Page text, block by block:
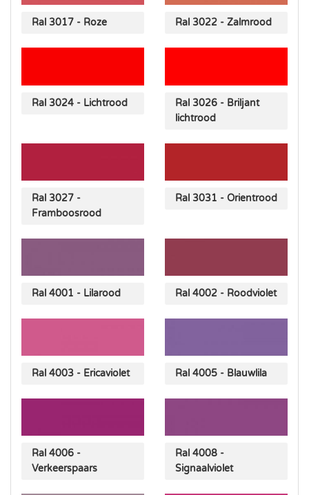
Ral 3017 - Roze Ral 3022 - Zalmrood
Ral 3024 - Lichtrood
Ral 3026 - Briljant
lichtrood
Ral 3027 -
Framboosrood
Ral 3031 - Orientrood
Ral 4001 - Lilarood Ral 4002 - Roodviolet
Ral 4003 - Ericaviolet Ral 4005 - Blauwlila
Ral 4006 -
Verkeerspaars
Ral 4008 -
Signaalviolet